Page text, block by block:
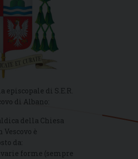
di S.E.R.
di Albano:
della Chiesa
è
da:
varie forme (sempre